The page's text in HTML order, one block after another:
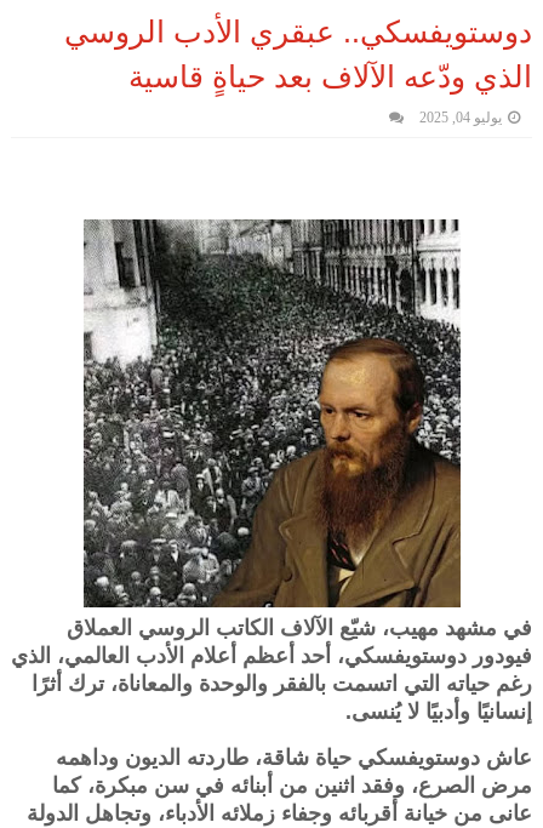
دوستويفسكي.. عبقري الأدب الروسي
الذي ودّعه الآلاف بعد حياةٍ قاسية
يوليو 04, 2025
في مشهد مهيب، شيّع الآلاف الكاتب الروسي العملاق
فيودور دوستويفسكي، أحد أعظم أعلام الأدب العالمي، الذي
رغم حياته التي اتسمت بالفقر والوحدة والمعاناة، ترك أثرًا
إنسانيًا وأدبيًا لا يُنسى.
عاش دوستويفسكي حياة شاقة، طاردته الديون وداهمه
مرض الصرع، وفقد اثنين من أبنائه في سن مبكرة، كما
عانى من خيانة أقربائه وجفاء زملائه الأدباء، وتجاهل الدولة